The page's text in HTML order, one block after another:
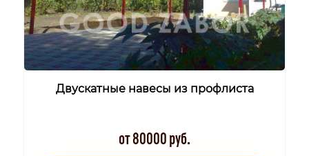
Двускатные навесы из профлиста
от 80000 руб.